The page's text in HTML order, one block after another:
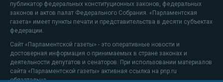
публикатор федеральных конституционных законов, федеральных
законов и актов палат Федерального Собрания. «Парламентская
газета» имеет пункты печати и представительства в десяти субъектах
федерации.
Сайт «Парламентской газеты» - это оперативные новости и
достоверная информация о принимаемых в стране законах и
деятельности депутатов и сенаторов. При использовании материалов
сайта «Парламентской газеты» активная ссылка на pnp.ru
обязательна.